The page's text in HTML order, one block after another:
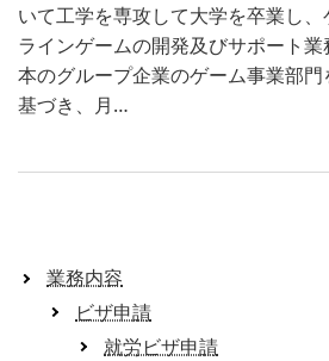
いて工学を専攻して大学を卒業し
ラインゲームの開発及びサポート
本のグループ企業のゲーム事業部
基づき、月…
業務内容
ビザ申請
就労ビザ申請